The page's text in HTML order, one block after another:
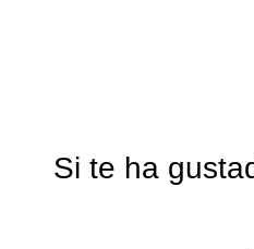
Si te ha